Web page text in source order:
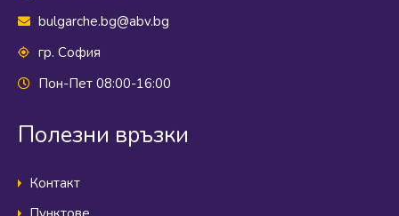
bulgarche.bg@abv.bg
гр. София
Пон-Пет 08:00-16:00
Полезни връзки
Контакт